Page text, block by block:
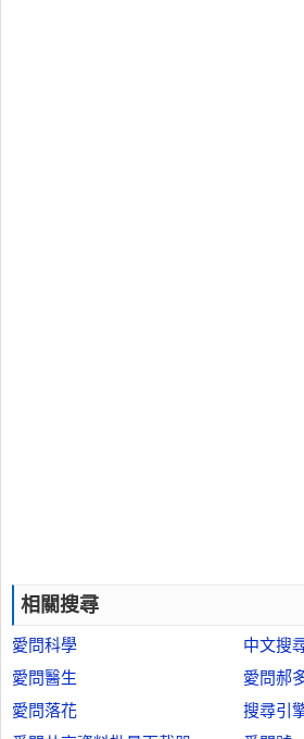
相關搜尋
愛問科學
中文搜
愛問醫生
愛問郝
愛問落花
搜尋引